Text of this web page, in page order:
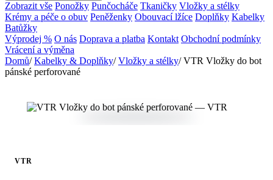
Zobrazit vše Ponožky Punčocháče Tkaničky Vložky a stélky
Krémy a péče o obuv Peněženky Obouvací lžíce Doplňky Kabelky
Batůžky
Výprodej % O nás Doprava a platba Kontakt Obchodní podmínky
Vrácení a výměna
Domů/ Kabelky & Doplňky/ Vložky a stélky/ VTR Vložky do bot
pánské perforované
VTR